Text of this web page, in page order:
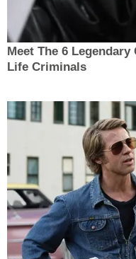
Meet The 6
Life Criminals